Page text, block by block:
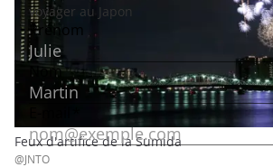
Feux d'artifice de la Sumida
@JNTO